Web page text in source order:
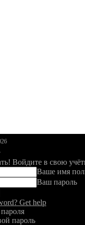
Войдите в свою
Ваше имя
Ваш пароль
Get help
пароль